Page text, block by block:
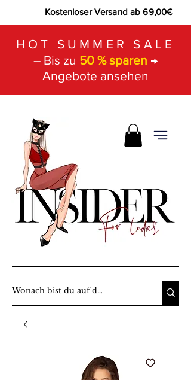
Kostenloser Versand ab 69,00€
HOT SUMMER SALE
– Bis zu 50 % sparen →
Angebote ansehen